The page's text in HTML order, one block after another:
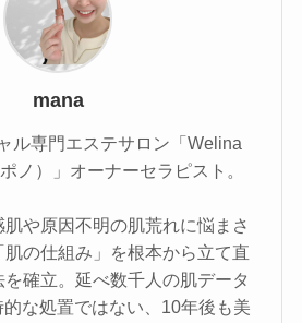
mana
ル専門エステサロン「Welina
ノ）」オーナーセラピスト。
や原因不明の肌荒れに悩まさ
の仕組み」を根本から立て直
確立。延べ数千人の肌データ
な処置ではない、10年後も美